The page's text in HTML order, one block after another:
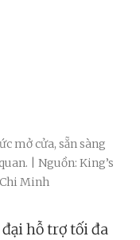
mở cửa, sẵn sàng
| Nguồn: King’s
Minh
hỗ trợ tối đa